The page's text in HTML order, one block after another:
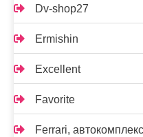
Dv-shop27
Ermishin
Excellent
Favorite
Ferrari, автокомплекс